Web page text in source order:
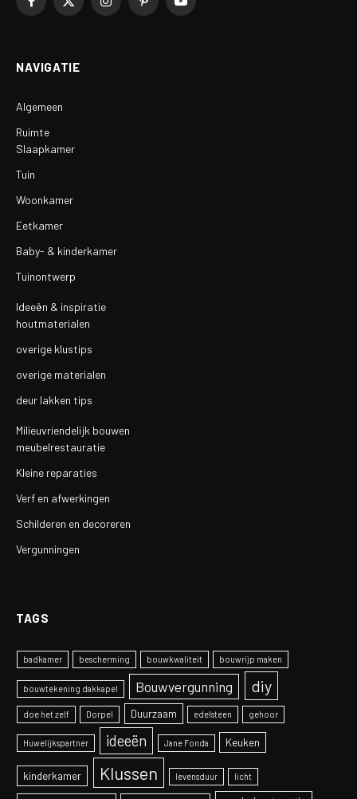
Facebook
X
InstagramPinterestYouTube
NAVIGATIE
Algemeen
Ruimte
Slaapkamer
Tuin
Woonkamer
Eetkamer
Baby- & kinderkamer
Tuinontwerp
Ideeën & inspiratie
houtmaterialen
overige klustips
overige materialen
deur lakken tips
Milieuvriendelijk bouwen
meubelrestauratie
Kleine reparaties
Verf en afwerkingen
Schilderen en decoreren
Vergunningen
TAGS
badkamer bescherming bouwkwaliteit bouwrijp maken
bouwtekening dakkapel Bouwvergunning diy
doe het zelf Dorpel Duurzaam edelsteen gehoor
Huwelijkspartner ideeën Jane Fonda Keuken
kinderkamer Klussen levensduur licht